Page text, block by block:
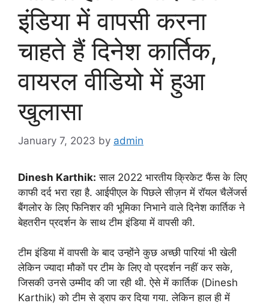
इंडिया में वापसी करना
चाहते हैं दिनेश कार्तिक,
वायरल वीडियो में हुआ
खुलासा
January 7, 2023 by admin
Dinesh Karthik: साल 2022 भारतीय क्रिकेट फैंस के लिए
काफी दर्द भरा रहा है. आईपीएल के पिछले सीज़न में रॉयल चैलेंजर्स
बैंगलोर के लिए फिनिशर की भूमिका निभाने वाले दिनेश कार्तिक ने
बेहतरीन प्रदर्शन के साथ टीम इंडिया में वापसी की.
टीम इंडिया में वापसी के बाद उन्होंने कुछ अच्छी पारियां भी खेली
लेकिन ज्यादा मौकों पर टीम के लिए वो प्रदर्शन नहीं कर सके,
जिसकी उनसे उम्मीद की जा रही थी. ऐसे में कार्तिक (Dinesh
Karthik) को टीम से ड्राप कर दिया गया. लेकिन हाल ही में